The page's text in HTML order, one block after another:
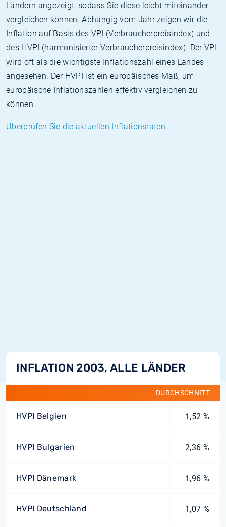
Ländern angezeigt, sodass Sie diese leicht miteinander
vergleichen können. Abhängig vom Jahr zeigen wir die
Inflation auf Basis des VPI (Verbraucherpreisindex) und
des HVPI (harmonisierter Verbraucherpreisindex). Der VPI
wird oft als die wichtigste Inflationszahl eines Landes
angesehen. Der HVPI ist ein europäisches Maß, um
europäische Inflationszahlen effektiv vergleichen zu
können.
Überprüfen Sie die aktuellen Inflationsraten
INFLATION 2003, ALLE LÄNDER
DURCHSCHNITT
HVPI Belgien 1,52 %
HVPI Bulgarien 2,36 %
HVPI Dänemark 1,96 %
HVPI Deutschland 1,07 %